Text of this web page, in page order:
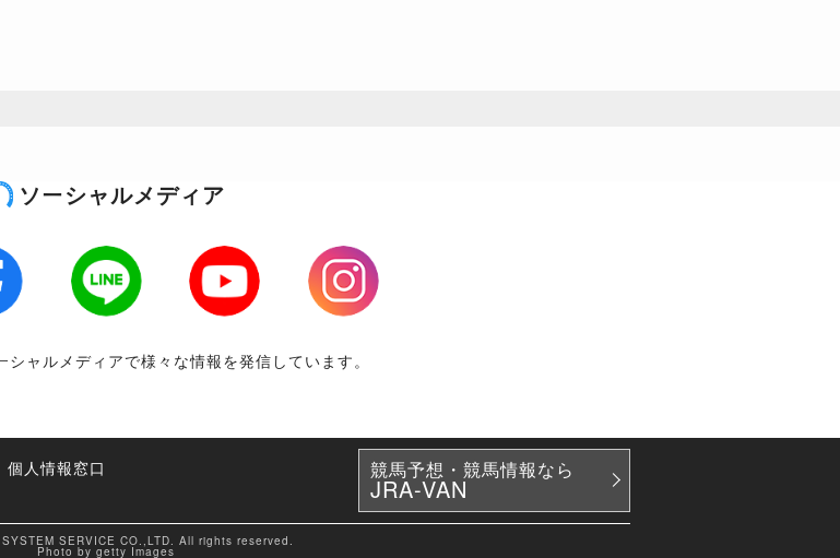
ソーシャルメディア
LINE Youtube
Instagram
ャルメディアで様々な情報を発信しています。
個人情報窓口
競馬予想・競馬情報なら
JRA-VAN
SERVICE CO.,LTD. All rights reserved.
Photo by getty Images